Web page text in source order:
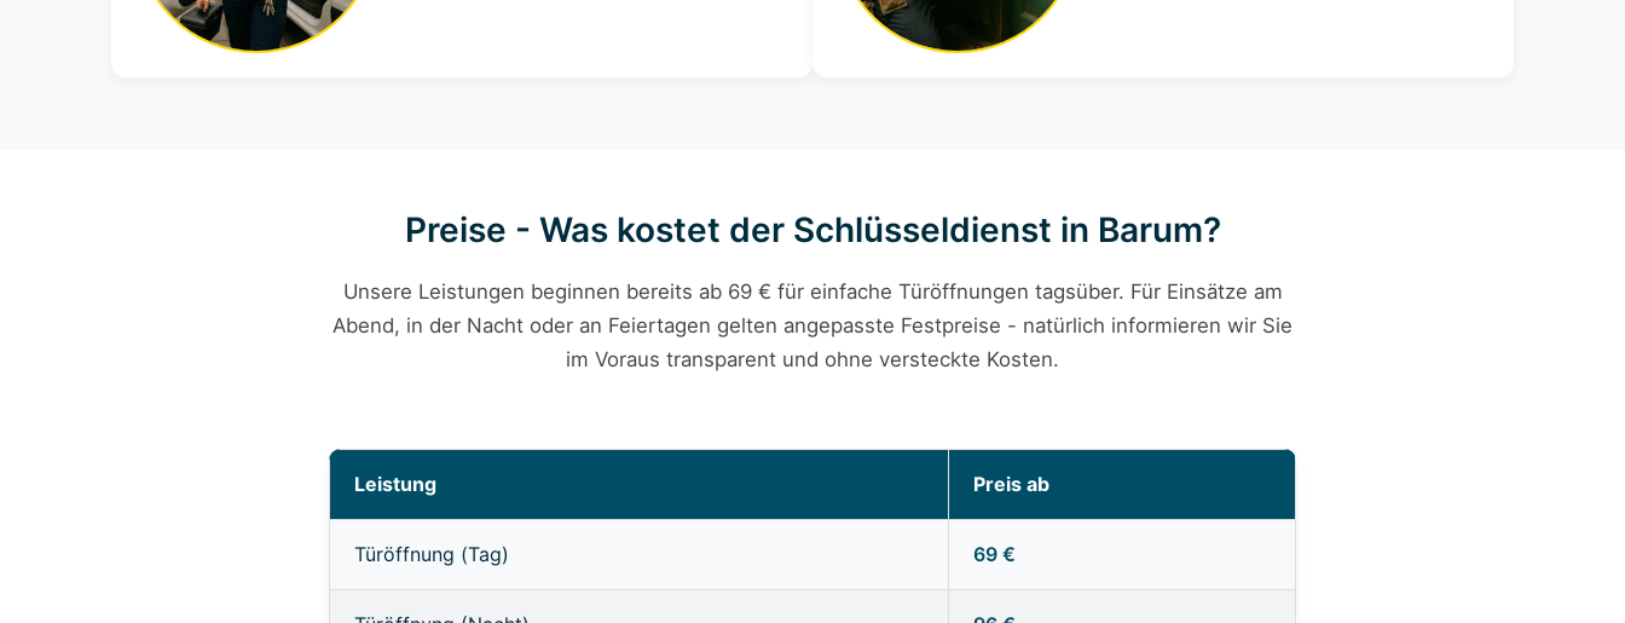
Preise - Was kostet der Schlüsseldienst in Barum?
Unsere Leistungen beginnen bereits ab 69 € für einfache Türöffnungen tagsüber. Für Einsätze am
Abend, in der Nacht oder an Feiertagen gelten angepasste Festpreise - natürlich informieren wir Sie
im Voraus transparent und ohne versteckte Kosten.
Leistung Preis ab
Türöffnung (Tag) 69 €